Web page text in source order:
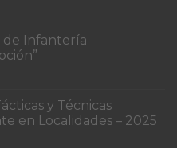
de Infantería
y Técnicas
en Localidades – 2025